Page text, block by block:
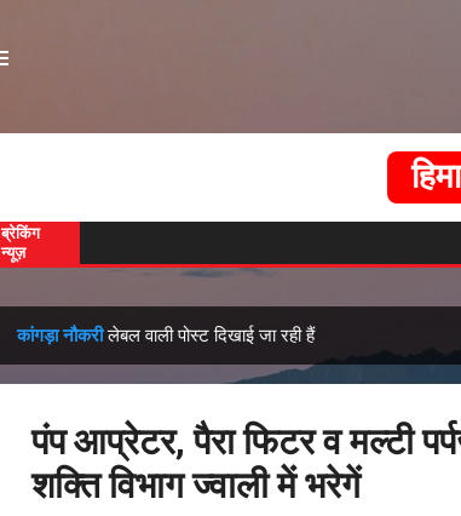
ब्रेकिंग
न्यूज़
कांगड़ा नौकरीलेबल वाली पोस्ट दिखाई जा रही हैं
पंप आप्रेटर, पैरा फिटर व मल्टी
शक्ति विभाग ज्वाली में भरेगें